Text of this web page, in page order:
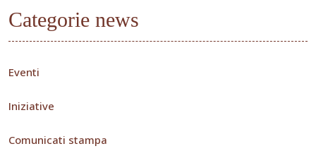
Categorie news
Eventi
Iniziative
Comunicati stampa